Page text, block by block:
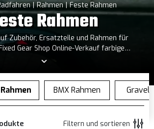
Rahmen Feste Rahmen
Rahmen
Zubehör, Ersatzteile und Rahmen für
Gear Shop Online-Verkauf farbige
und Sättel farbige Zifferblätter farbige
Filtern und sortieren